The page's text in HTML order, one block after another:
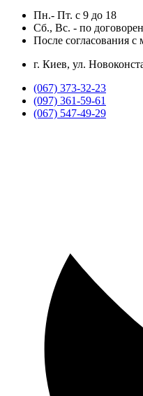
Пн.- Пт. с 9 до 18
Сб., Вс. - по
После согласования
г. Киев, ул.
(067) 373-32-23
(097) 361-59-61
(067) 547-49-29